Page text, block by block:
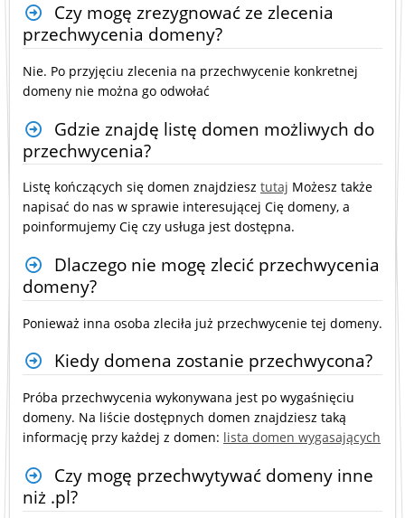
Czy mogę zrezygnować ze zlecenia
przechwycenia domeny?
Nie. Po przyjęciu zlecenia na przechwycenie konkretnej
domeny nie można go odwołać
Gdzie znajdę listę domen możliwych do
przechwycenia?
Listę kończących się domen znajdziesz tutaj Możesz także
napisać do nas w sprawie interesującej Cię domeny, a
poinformujemy Cię czy usługa jest dostępna.
Dlaczego nie mogę zlecić przechwycenia
domeny?
Ponieważ inna osoba zleciła już przechwycenie tej domeny.
Kiedy domena zostanie przechwycona?
Próba przechwycenia wykonywana jest po wygaśnięciu
domeny. Na liście dostępnych domen znajdziesz taką
informację przy każdej z domen: lista domen wygasających
Czy mogę przechwytywać domeny inne
niż .pl?